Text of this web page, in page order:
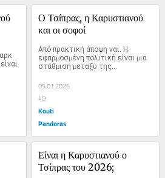
Ο Τσίπρας, η Καρυστιανού
και οι σοφοί
Από πρακτική άποψη ναι. Η
εφαρµοσµένη πολιτική είναι µια
στάθµιση µεταξύ της...
05.01.2026
40
Kouti
Pandoras
Είναι η Καρυστιανού ο
Τσίπρας του 2026;